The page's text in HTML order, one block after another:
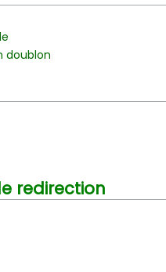
doublon
redirection